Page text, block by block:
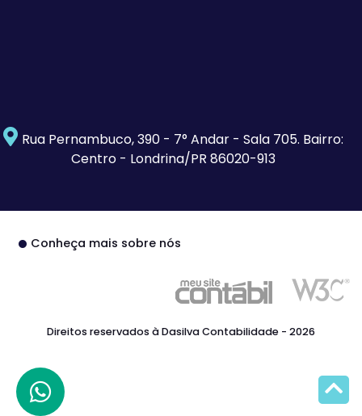
Rua Pernambuco, 390 - 7° Andar - Sala 705. Bairro:
Centro - Londrina/PR 86020-913
Conheça mais sobre nós
Direitos reservados à Dasilva Contabilidade - 2026